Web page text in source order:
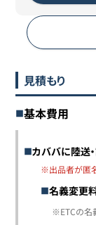
見積もり
基本費用
カババに陸送
※出品者が匿
名義変更
※ETCの名